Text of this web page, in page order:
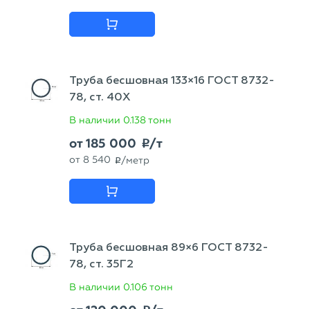
Труба бесшовная 133×16 ГОСТ 8732-
78, ст. 40Х
В наличии 0.138 тонн
от185 000 p/т
от 8 540 p /метр
Труба бесшовная 89×6 ГОСТ 8732-
78, ст. 35Г2
В наличии 0.106 тонн